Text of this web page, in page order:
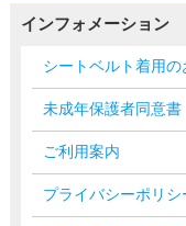
インフォメーション
シートベルト着用の
未成年保護者同意書
ご利用案内
プライバシーポリシ